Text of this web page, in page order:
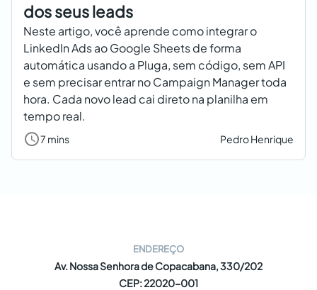
dos seus leads
Neste artigo, você aprende como integrar o
LinkedIn Ads ao Google Sheets de forma
automática usando a Pluga, sem código, sem API
e sem precisar entrar no Campaign Manager toda
hora. Cada novo lead cai direto na planilha em
tempo real.
7 mins Pedro Henrique
ENDEREÇO
Av. Nossa Senhora de Copacabana, 330/202
CEP: 22020-001